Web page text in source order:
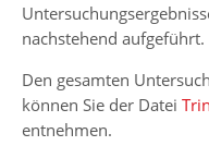
nachstehend aufgeführt.
Den gesamten
können Sie der Datei
entnehmen.